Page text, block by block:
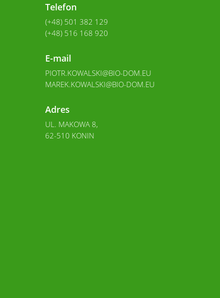
Telefon
(+48) 501 382 129
(+48) 516 168 920
E-mail
PIOTR.KOWALSKI@BIO-DOM.EU
MAREK.KOWALSKI@BIO-DOM.EU
Adres
UL. MAKOWA 8,
62-510 KONIN